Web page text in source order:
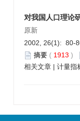
对我国人口理论
原新
2002, 26(1): 80-
摘要 ( 1913 )
相关文章 | 计量指